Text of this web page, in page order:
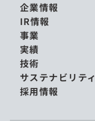
企業情報
IR情報
事業
実績
技術
サステナビリティ
採用情報